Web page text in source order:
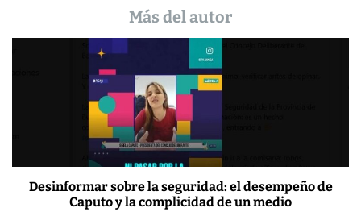
Más del autor
Desinformar sobre la seguridad: el desempeño de
Caputo y la complicidad de un medio